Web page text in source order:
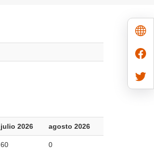
julio 2026 agosto 2026
60 0